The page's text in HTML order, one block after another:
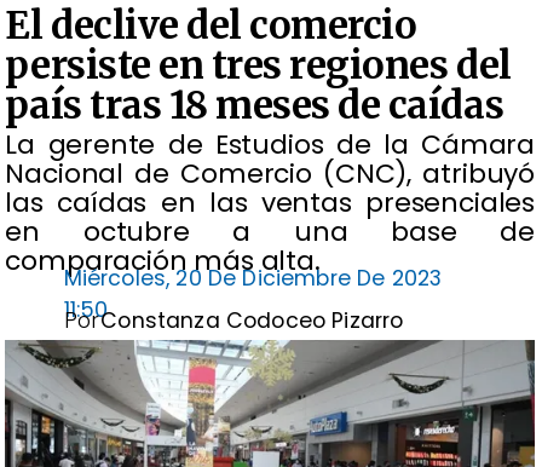
El declive del comercio
persiste en tres regiones del
país tras 18 meses de caídas
La gerente de Estudios de la Cámara
Nacional de Comercio (CNC), atribuyó
las caídas en las ventas presenciales
en octubre a una base de
comparación más alta.
Miércoles, 20 De Diciembre De 2023
11:50Constanza Codoceo Pizarro
Por